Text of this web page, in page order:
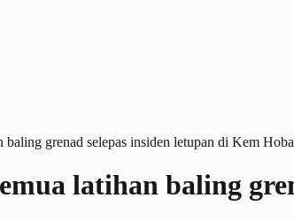
latihan baling